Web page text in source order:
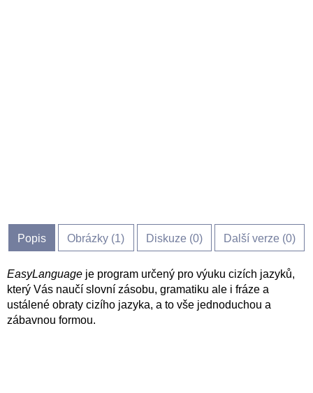
Popis Obrázky (1) Diskuze (0) Další verze (0)
EasyLanguage je program určený pro výuku cizích jazyků,
který Vás naučí slovní zásobu, gramatiku ale i fráze a
ustálené obraty cizího jazyka, a to vše jednoduchou a
zábavnou formou.